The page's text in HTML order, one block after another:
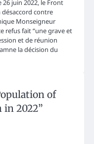
juin 2022, le Front
contre
Monseigneur
refus fait “une grave et
et de réunion
la décision du
of
in 2022”